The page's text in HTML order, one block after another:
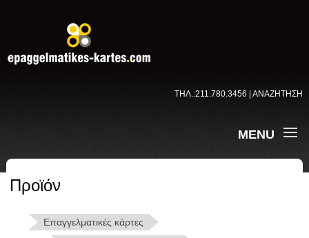
ΤΗΛ.:211.780.3456 | ΑΝΑΖΗΤΗΣΗ
MENU
Προϊόν
Επαγγελματικές κάρτες